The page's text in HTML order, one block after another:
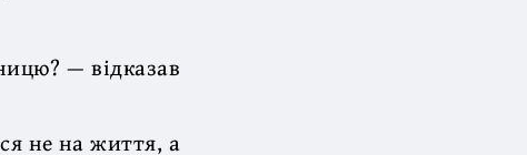
— відказав
не на життя, а